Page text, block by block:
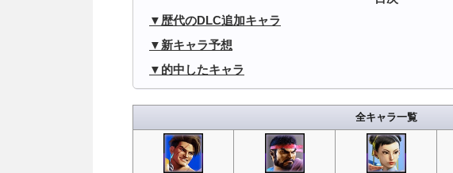
歴代のDLC追加キャラ
新キャラ予想
的中したキャラ
全キャラ一覧